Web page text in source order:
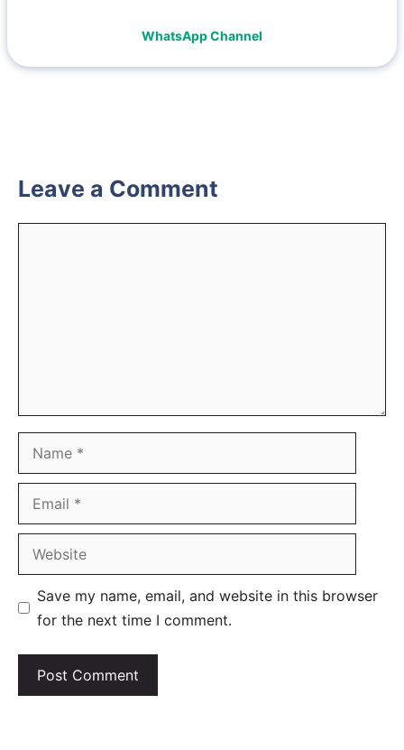
WhatsApp Channel
Leave a Comment
Save my name, email, and website in this browser
for the next time I comment.